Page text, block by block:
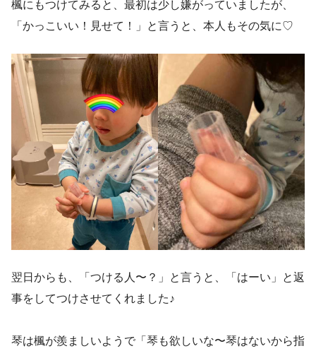
楓にもつけてみると、最初は少し嫌がっていましたが、
「かっこいい！見せて！」と言うと、本人もその気に♡
翌日からも、「つける人〜？」と言うと、「はーい」と返
事をしてつけさせてくれました♪
琴は楓が羨ましいようで「琴も欲しいな〜琴はないから指